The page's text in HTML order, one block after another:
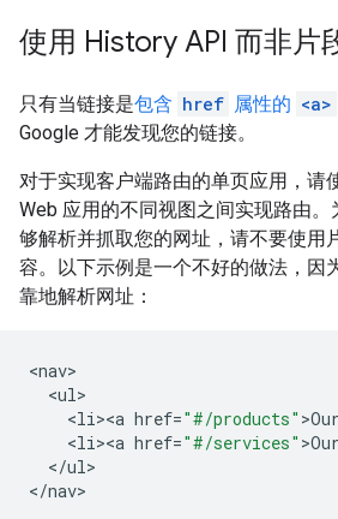
使用 History API 而非片
只有当链接是包含 href 属性的 <a>
Google 才能发现您的链接。
对于实现客户端路由的单页应用，请
Web 应用的不同视图之间实现路由。
够解析并抓取您的网址，请不要使用
容。以下示例是一个不好的做法，因
靠地解析网址：
<nav
<ul
<li><a href="#/products" >Our
<li><a href="#/services" >Our
</ul>
</nav>